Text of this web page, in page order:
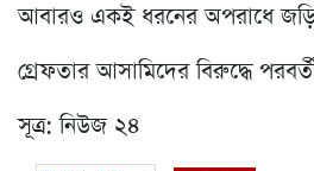
আবারও একই ধরনের অপরাধে
গ্রেফতার আসামিদের বিরুদ্ধে
সূত্র: নিউজ ২৪